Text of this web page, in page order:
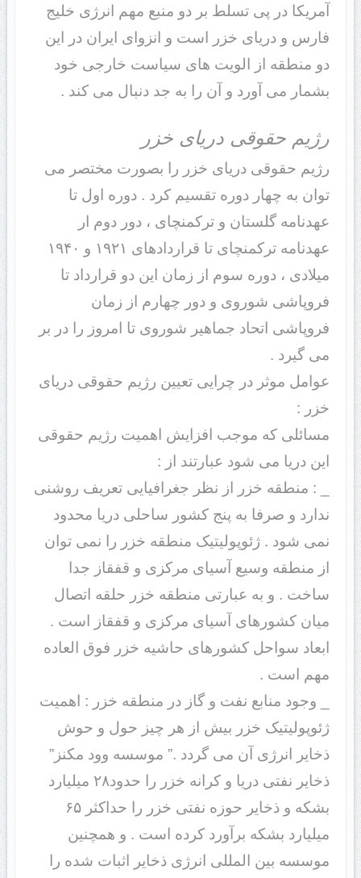
آمریکا در پی تسلط بر دو منبع مهم انرژی خلیج
فارس و دریای خزر است و انزوای ایران در این
دو منطقه از الویت های سیاست خارجی خود
بشمار می آورد و آن را به جد دنبال می کند .
رژیم حقوقی دریای خزر
رژیم حقوقی دریای خزر را بصورت مختصر می
توان به چهار دوره تقسیم کرد . دوره اول تا
عهدنامه گلستان و ترکمنچای ، دور دوم ار
عهدنامه ترکمنچای تا قراردادهای ۱۹۲۱ و ۱۹۴۰
میلادی ، دوره سوم از زمان این دو قرارداد تا
فروپاشی شوروی و دور چهارم از زمان
فروپاشی اتحاد جماهیر شوروی تا امروز را در بر
می گیرد .
عوامل موثر در چرایی تعیین رژیم حقوقی دریای
خزر :
مسائلی که موجب افزایش اهمیت رژیم حقوقی
این دریا می شود عبارتند از :
: منطقه خزر از نظر جغرافیایی تعریف روشنی
ندارد و صرفا به پنج کشور ساحلی دریا محدود
نمی شود . ژئوپولیتیک منطقه خزر را نمی توان
از منطقه وسیع آسیای مرکزی و قفقاز جدا
ساخت . و به عبارتی منطقه خزر حلقه اتصال
میان کشورهای آسیای مرکزی و قفقاز است .
ابعاد سواحل کشورهای حاشیه خزر فوق العاده
مهم است .
_ وجود منابع نفت و گاز در منطقه خزر : اهمیت
ژئوپولیتیک خزر بیش از هر چیز حول و حوش
ذخایر انرژی آن می گردد .” موسسه وود مکنز”
ذخایر نفتی دریا و کرانه خزر را حدود۲۸ میلیارد
بشکه و ذخایر حوزه نفتی خزر را حداکثر ۶۵
میلیارد بشکه برآورد کرده است . و همچنین
موسسه بین المللی انرژی ذخایر اثبات شده را